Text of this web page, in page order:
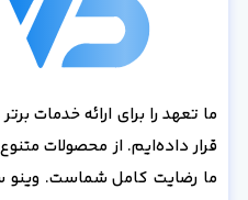
ما تعهد را برای ارائه خدمات
قرار داده‌ایم. از محصولات
ما رضایت کامل شماست. وینو